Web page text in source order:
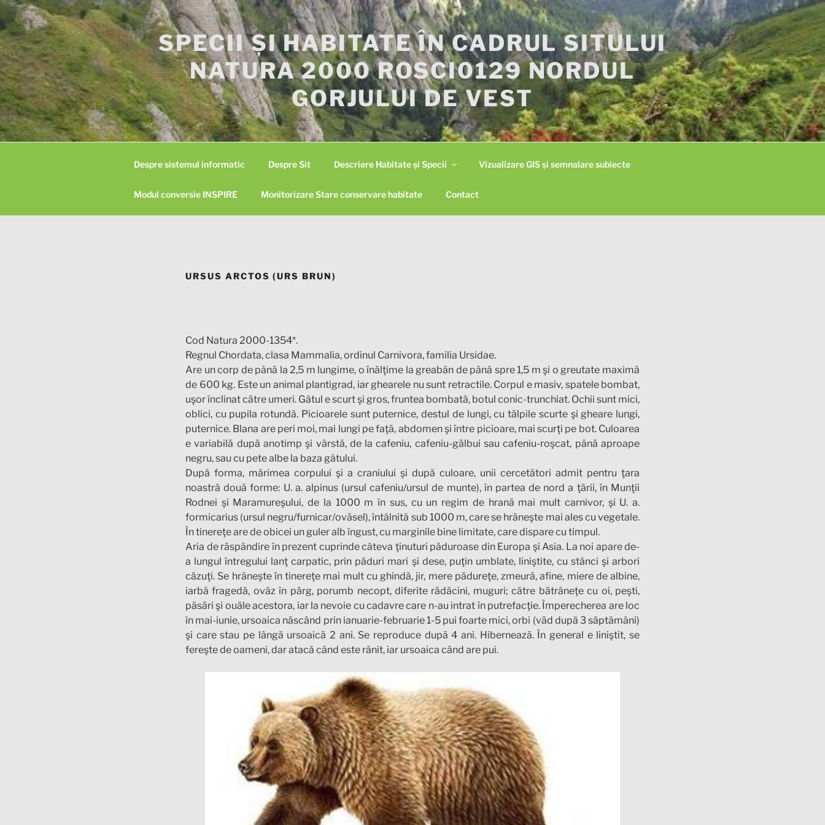
Skip
to
content
SPECII ȘI HABITATE ÎN CADRUL SITULUI
NATURA 2000 ROSCI0129 NORDUL
GORJULUI DE VEST
Despre sistemul informatic Despre Sit Descriere Habitate și Specii Vizualizare GIS și semnalare subiecte
Modul conversie INSPIRE Monitorizare Stare conservare habitate Contact
URSUS ARCTOS (URS BRUN)
Cod Natura 2000-1354*.
Regnul Chordata, clasa Mammalia, ordinul Carnivora, familia Ursidae.
Are un corp de până la 2,5 m lungime, o înălţime la greabăn de până spre 1,5 m şi o greutate maximă
de 600 kg. Este un animal plantigrad, iar ghearele nu sunt retractile. Corpul e masiv, spatele bombat,
uşor înclinat către umeri. Gâtul e scurt şi gros, fruntea bombată, botul conic-trunchiat. Ochii sunt mici,
oblici, cu pupila rotundă. Picioarele sunt puternice, destul de lungi, cu tălpile scurte şi gheare lungi,
puternice. Blana are peri moi, mai lungi pe faţă, abdomen şi între picioare, mai scurţi pe bot. Culoarea
e variabilă după anotimp şi vârstă, de la cafeniu, cafeniu-gălbui sau cafeniu-roşcat, până aproape
negru, sau cu pete albe la baza gâtului.
După forma, mărimea corpului şi a craniului şi după culoare, unii cercetători admit pentru ţara
noastră două forme: U. a. alpinus (ursul cafeniu/ursul de munte), în partea de nord a ţării, în Munţii
Rodnei şi Maramureşului, de la 1000 m în sus, cu un regim de hrană mai mult carnivor, şi U. a.
formicarius (ursul negru/furnicar/ovăsel), întâlnită sub 1000 m, care se hrăneşte mai ales cu vegetale.
În tinereţe are de obicei un guler alb îngust, cu marginile bine limitate, care dispare cu timpul.
Aria de răspândire în prezent cuprinde câteva ţinuturi păduroase din Europa şi Asia. La noi apare de-
a lungul întregului lanţ carpatic, prin păduri mari şi dese, puţin umblate, liniştite, cu stânci şi arbori
căzuţi. Se hrăneşte în tinereţe mai mult cu ghindă, jir, mere pădureţe, zmeură, afine, miere de albine,
iarbă fragedă, ovăz în pârg, porumb necopt, diferite rădăcini, muguri; către bătrâneţe cu oi, peşti,
păsări şi ouăle acestora, iar la nevoie cu cadavre care n-au intrat în putrefacţie. Împerecherea are loc
în mai-iunie, ursoaica născând prin ianuarie-februarie 1-5 pui foarte mici, orbi (văd după 3 săptămâni)
şi care stau pe lângă ursoaică 2 ani. Se reproduce după 4 ani. Hibernează. În general e liniştit, se
fereşte de oameni, dar atacă când este rănit, iar ursoaica când are pui.